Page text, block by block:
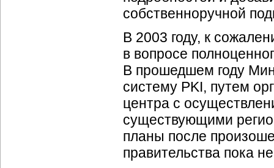
собственноручной
В 2003 году, к
в вопросе
В прошедшем году
систему PKI, путем
центра с
существующими
планы после
правительства пока